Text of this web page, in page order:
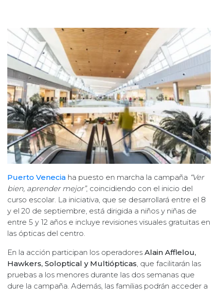
Puerto Venecia ha puesto en marcha la campaña “Ver
bien, aprender mejor”, coincidiendo con el inicio del
curso escolar. La iniciativa, que se desarrollará entre el 8
y el 20 de septiembre, está dirigida a niños y niñas de
entre 5 y 12 años e incluye revisiones visuales gratuitas en
las ópticas del centro.
En la acción participan los operadores Alain Afflelou,
Hawkers, Soloptical y Multiópticas , que facilitarán las
pruebas a los menores durante las dos semanas que
dure la campaña. Además, las familias podrán acceder a